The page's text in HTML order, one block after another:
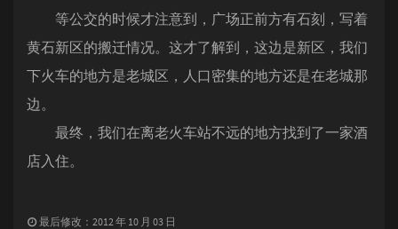
等公交的时候才注意到，广场正前方有石刻，写着
黄石新区的搬迁情况。这才了解到，这边是新区，我们
下火车的地方是老城区，人口密集的地方还是在老城那
边。
最终，我们在离老火车站不远的地方找到了一家酒
店入住。
最后修改：2012 年 10 月 03 日